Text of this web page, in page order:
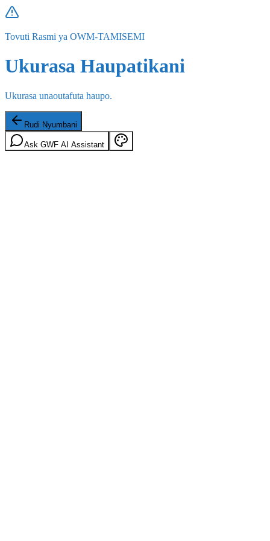
Tovuti Rasmi ya OWM-TAMISEMI
Ukurasa Haupatikani
Ukurasa unaoutafuta haupo.
Rudi Nyumbani
Ask GWF AI Assistant